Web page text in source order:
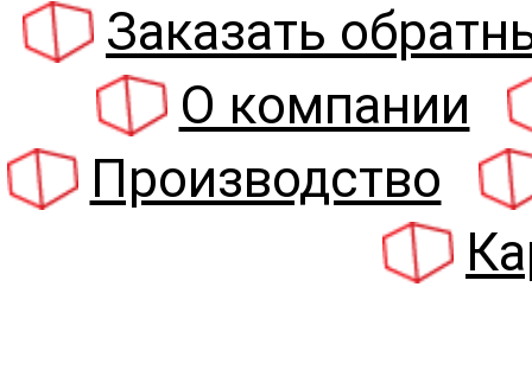
Заказать
О компании
Производство